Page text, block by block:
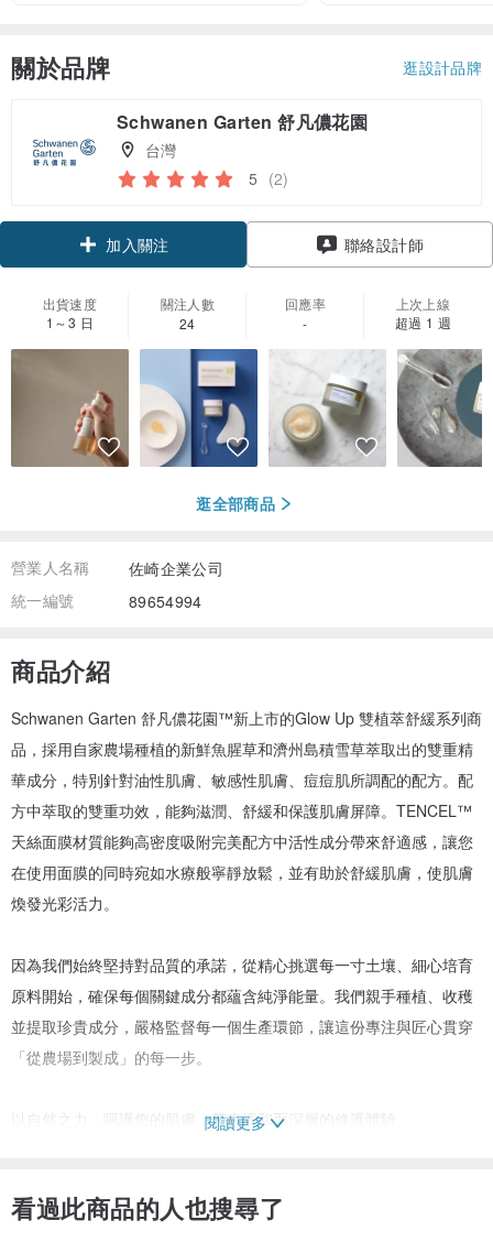
關於品牌 逛設計品牌
Schwanen Garten 舒凡儂花園
台灣
5 (2)
加入關注 聯絡設計師
出貨速度
1～3 日
關注人數
24
回應率
-
上次上線
超過 1 週
逛全部商品
營業人名稱
佐崎企業公司
統一編號
89654994
商品介紹
Schwanen Garten 舒凡儂花園™新上市的Glow Up 雙植萃舒緩系列商
品，採用自家農場種植的新鮮魚腥草和濟州島積雪草萃取出的雙重精
華成分，特別針對油性肌膚、敏感性肌膚、痘痘肌所調配的配方。配
方中萃取的雙重功效，能夠滋潤、舒緩和保護肌膚屏障。TENCEL™
天絲面膜材質能夠高密度吸附完美配方中活性成分帶來舒適感，讓您
在使用面膜的同時宛如水療般寧靜放鬆，並有助於舒緩肌膚，使肌膚
煥發光彩活力。
因為我們始終堅持對品質的承諾，從精心挑選每一寸土壤、細心培育
原料開始，確保每個關鍵成分都蘊含純淨能量。我們親手種植、收穫
並提取珍貴成分，嚴格監督每一個生產環節，讓這份專注與匠心貫穿
「從農場到製成」的每一步。
以自然之力，呵護您的肌膚，帶來溫和而深層的修護體驗。
✔PETA 無動物實驗
閱讀更多
看過此商品的人也搜尋了